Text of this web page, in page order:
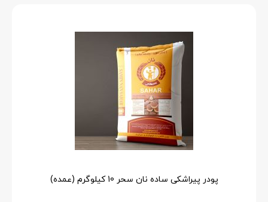
پودر پیراشکی ساده نان سحر 10 کیلوگرم (عمده)